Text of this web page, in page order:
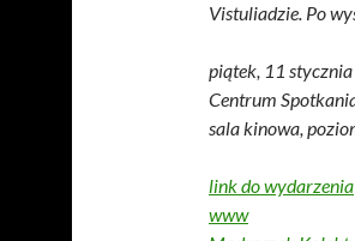
Vistuliadzie. Po
piątek, 11
Centrum
sala kinowa,
link do wydarzenia
www